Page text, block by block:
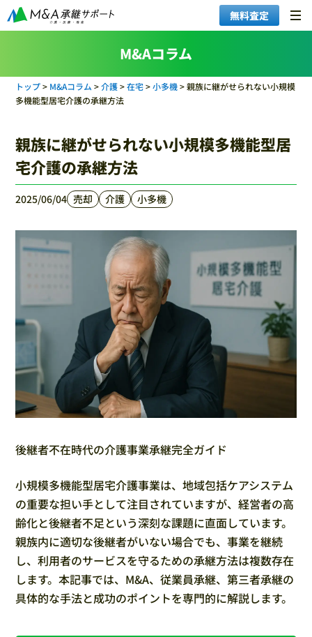
無料査定
M&Aコラム
トップ> M&Aコラム >介護>在宅>小多機>親族に継がせられない小規模
多機能型居宅介護の承継方法
親族に継がせられない小規模多機能型居
宅介護の承継方法
2025/06/04 売却 介護 小多機
後継者不在時代の介護事業承継完全ガイド
小規模多機能型居宅介護事業は、地域包括ケアシステム
の重要な担い手として注目されていますが、経営者の高
齢化と後継者不足という深刻な課題に直面しています。
親族内に適切な後継者がいない場合でも、事業を継続
し、利用者のサービスを守るための承継方法は複数存在
します。本記事では、M&A、従業員承継、第三者承継の
具体的な手法と成功のポイントを専門的に解説します。